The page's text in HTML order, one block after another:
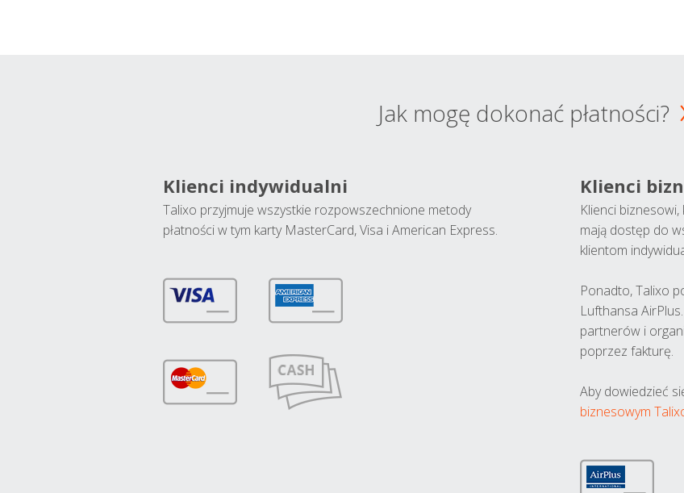
Jak mogę dokonać płatności?
Klienci indywidualni
Talixo przyjmuje wszystkie rozpowszechnione metody
płatności w tym karty MasterCard, Visa i American Express.
Klienci
Klienci
mają dostęp do
klientom
Ponadto, Talixo
Lufthansa
partnerów i
poprzez fakturę.
Aby dowiedzieć
biznesowym